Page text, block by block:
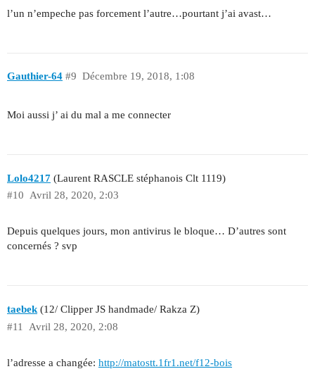
l’un n’empeche pas forcement l’autre…pourtant j’ai avast…
Gauthier-64 Décembre 19, 2018, 1:08
#9
Moi aussi j’ ai du mal a me connecter
Lolo4217 (Laurent RASCLE stéphanois Clt 1119)
Avril 28, 2020, 2:03
#10
Depuis quelques jours, mon antivirus le bloque… D’autres sont
concernés ? svp
taebek (12/ Clipper JS handmade/ Rakza Z)
Avril 28, 2020, 2:08
#11
l’adresse a changée: http://matostt.1fr1.net/f12-bois